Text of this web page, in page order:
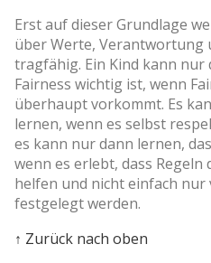
Erst auf dieser Grundlage
über Werte, Verantwortung
tragfähig. Ein Kind kann nur
Fairness wichtig ist, wenn
überhaupt vorkommt. Es
lernen, wenn es selbst
es kann nur dann lernen,
wenn es erlebt, dass Regeln
helfen und nicht einfach nur
festgelegt werden.
↑ Zurück nach oben